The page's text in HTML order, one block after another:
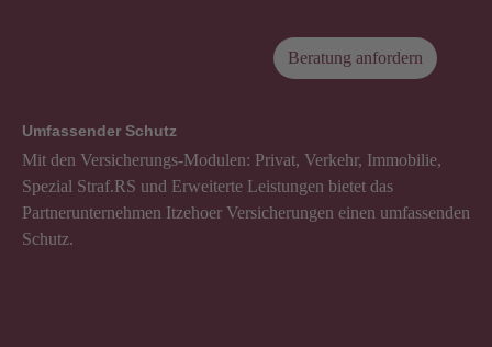
Beratung anfordern
Umfassender Schutz
Mit den Versicherungs-Modulen: Privat, Verkehr, Immobilie,
Spezial Straf.RS und Erweiterte Leistungen bietet das
Partnerunternehmen Itzehoer Versicherungen einen umfassenden
Schutz.